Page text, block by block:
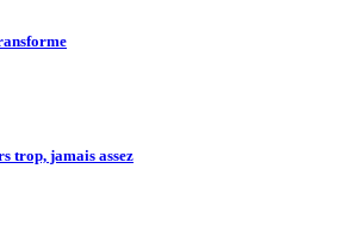
trop, jamais assez